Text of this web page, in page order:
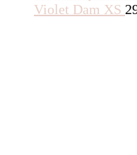
Violet Dam XS